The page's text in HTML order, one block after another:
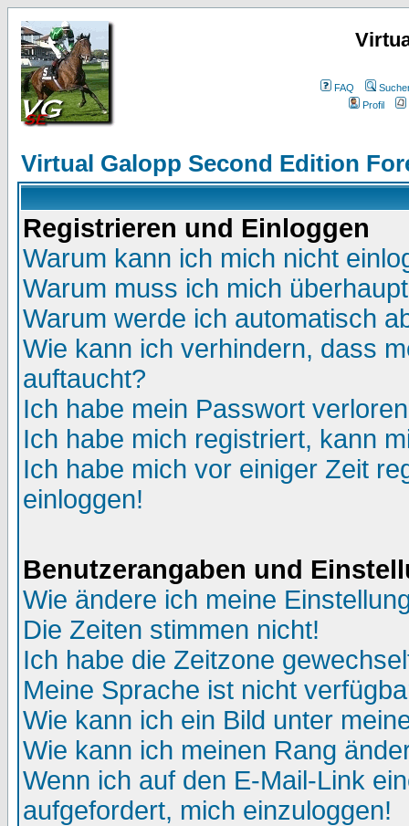
FAQ
Profil
Virtual Galopp Second Edition
Registrieren und Einloggen
Warum kann ich mich nicht
Warum muss ich mich
Warum werde ich automatisch
Wie kann ich verhindern, dass
auftaucht?
Ich habe mein Passwort
Ich habe mich registriert, kann
Ich habe mich vor einiger Zeit
einloggen!
Benutzerangaben und
Wie ändere ich meine
Die Zeiten stimmen nicht!
Ich habe die Zeitzone
Meine Sprache ist nicht
Wie kann ich ein Bild unter
Wie kann ich meinen Rang
Wenn ich auf den E-Mail-Link
aufgefordert, mich einzuloggen!